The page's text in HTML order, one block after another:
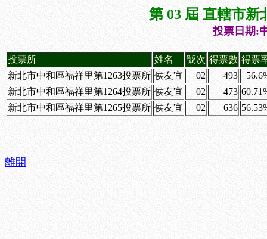
第 03 屆 直轄市新
投票日期:
投票所 姓名 號次 得票數 得票
新北市中和區福祥里第1263投票所 侯友宜 02 493
新北市中和區福祥里第1264投票所 侯友宜 02 473
新北市中和區福祥里第1265投票所 侯友宜 02 636
離開